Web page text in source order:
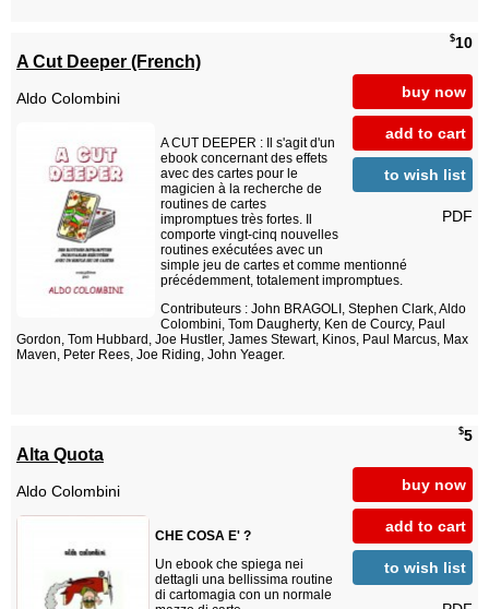
$10
buy now
add to cart
to wish list
PDF
A Cut Deeper (French)
Aldo Colombini
A CUT DEEPER : Il s'agit d'un
ebook concernant des effets
avec des cartes pour le
magicien à la recherche de
routines de cartes
impromptues très fortes. Il
comporte vingt-cinq nouvelles
routines exécutées avec un
simple jeu de cartes et comme mentionné
précédemment, totalement impromptues.
Contributeurs : John BRAGOLI, Stephen Clark, Aldo
Colombini, Tom Daugherty, Ken de Courcy, Paul
Gordon, Tom Hubbard, Joe Hustler, James Stewart, Kinos, Paul Marcus, Max
Maven, Peter Rees, Joe Riding, John Yeager.
$5
buy now
add to cart
to wish list
Alta Quota
Aldo Colombini
CHE COSA E' ?
Un ebook che spiega nei
dettagli una bellissima routine
di cartomagia con un normale